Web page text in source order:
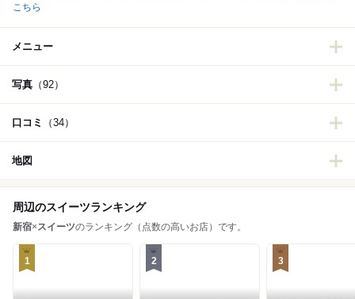
こちら
メニュー
写真 （92）
口コミ （34）
地図
周辺のスイーツランキング
新宿×スイーツのランキング（点数の高いお店）です。
1 2 3